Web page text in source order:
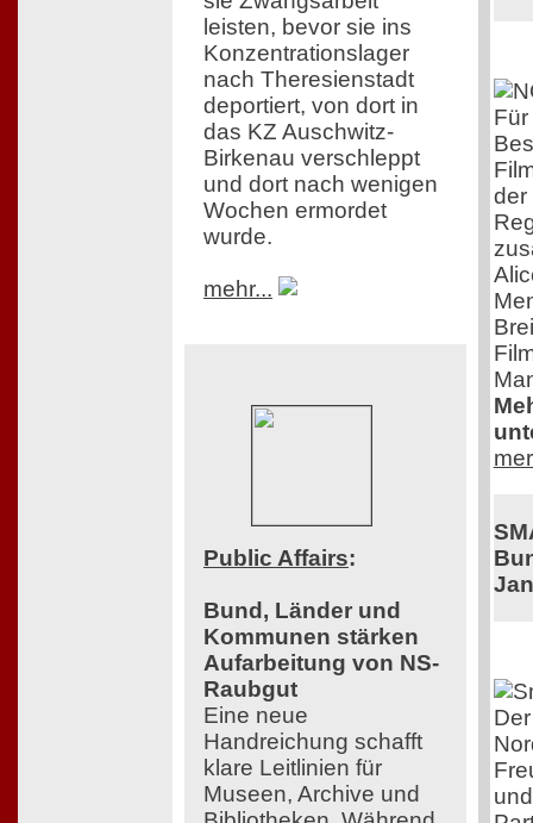
leisten, bevor sie ins
Konzentrationslager
nach Theresienstadt
deportiert, von dort in
das KZ Auschwitz-
Birkenau verschleppt
und dort nach wenigen
Wochen ermordet
wurde.
mehr...
Public Affairs:
Bund, Länder und
Kommunen stärken
Aufarbeitung von NS-
Raubgut
Eine neue
Handreichung schafft
klare Leitlinien für
Museen, Archive und
der